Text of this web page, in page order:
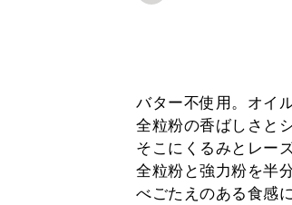
バター不使用。オイ
全粒粉の香ばしさと
そこにくるみとレー
全粒粉と強力粉を半
べごたえのある食感